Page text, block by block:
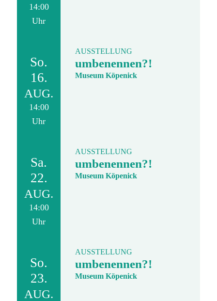
14:00
Uhr
So.
16.
AUG.
14:00
Uhr
AUSSTELLUNG
umbenennen?!
Museum Köpenick
Sa.
22.
AUG.
14:00
Uhr
AUSSTELLUNG
umbenennen?!
Museum Köpenick
So.
23.
AUG.
AUSSTELLUNG
umbenennen?!
Museum Köpenick